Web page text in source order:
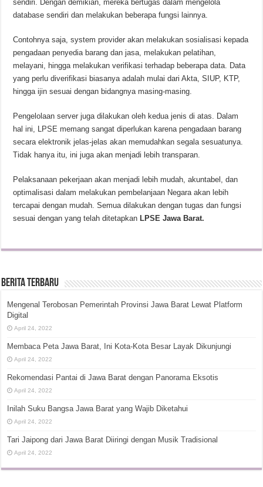
sendiri. Dengan demikian, mereka bertugas dalam mengelola
database sendiri dan melakukan beberapa fungsi lainnya.
Contohnya saja, system provider akan melakukan sosialisasi kepada
pengadaan penyedia barang dan jasa, melakukan pelatihan,
melayani, hingga melakukan verifikasi terhadap beberapa data. Data
yang perlu diverifikasi biasanya adalah mulai dari Akta, SIUP, KTP,
hingga ijin sesuai dengan bidangnya masing-masing.
Pengelolaan server juga dilakukan oleh kedua jenis di atas. Dalam
hal ini, LPSE memang sangat diperlukan karena pengadaan barang
secara elektronik jelas-jelas akan memudahkan segala sesuatunya.
Tidak hanya itu, ini juga akan menjadi lebih transparan.
Pelaksanaan pekerjaan akan menjadi lebih mudah, akuntabel, dan
optimalisasi dalam melakukan pembelanjaan Negara akan lebih
tercapai dengan mudah. Semua dilakukan dengan tugas dan fungsi
sesuai dengan yang telah ditetapkan LPSE Jawa Barat.
Berita Terbaru
Mengenal Terobosan Pemerintah Provinsi Jawa Barat Lewat Platform
Digital
April 24, 2022
Membaca Peta Jawa Barat, Ini Kota-Kota Besar Layak Dikunjungi
April 24, 2022
Rekomendasi Pantai di Jawa Barat dengan Panorama Eksotis
April 24, 2022
Inilah Suku Bangsa Jawa Barat yang Wajib Diketahui
April 24, 2022
Tari Jaipong dari Jawa Barat Diiringi dengan Musik Tradisional
April 24, 2022